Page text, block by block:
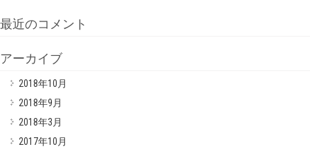
最近のコメント
アーカイブ
2018年10月
2018年9月
2018年3月
2017年10月